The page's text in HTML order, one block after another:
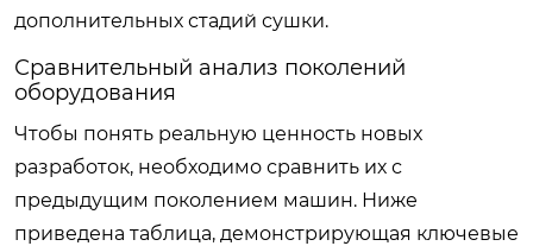
дополнительных стадий сушки.
Сравнительный анализ поколений
оборудования
Чтобы понять реальную ценность новых
разработок, необходимо сравнить их с
предыдущим поколением машин. Ниже
приведена таблица, демонстрирующая ключевые